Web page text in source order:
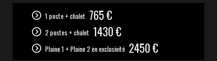
1 poste + chalet 765 €
2 postes + chalet 1430 €
Plaine 1 + Plaine 2 en exclusivité 2450 €